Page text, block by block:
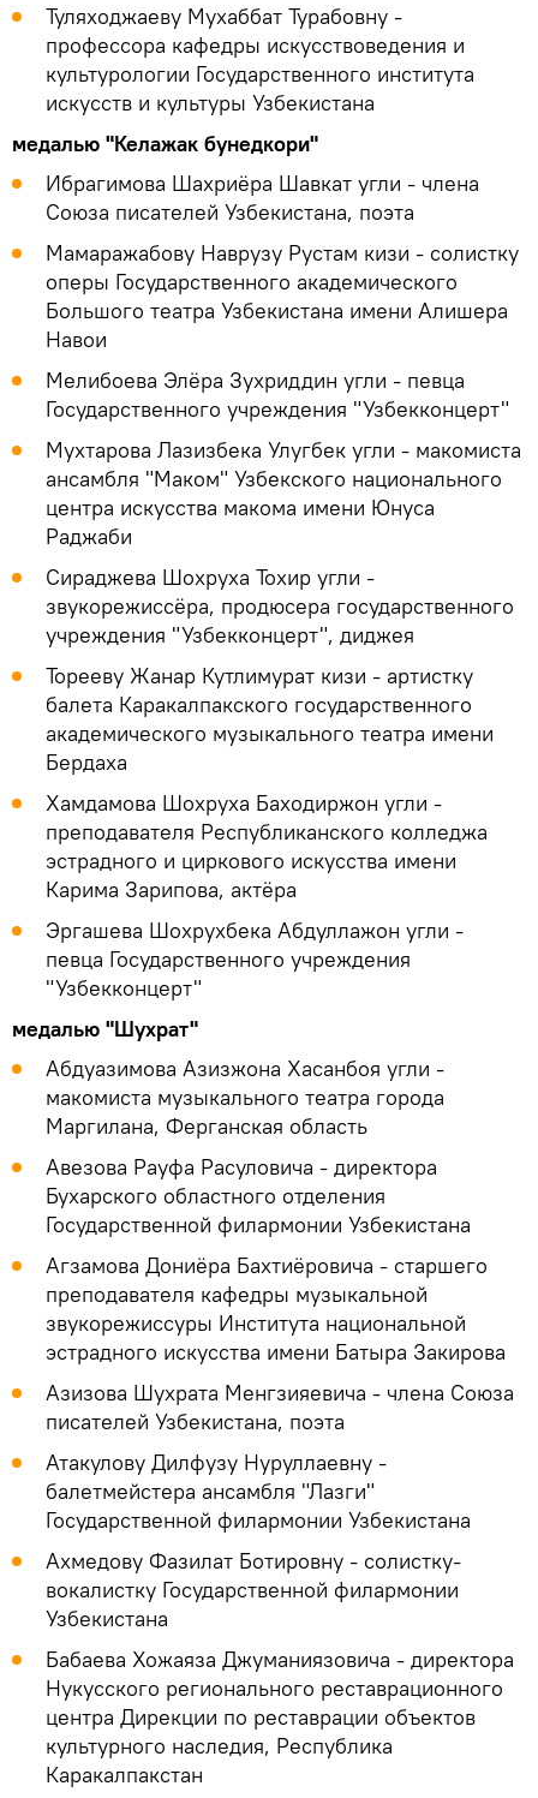
Туляходжаеву Мухаббат Турабовну -
профессора кафедры искусствоведения и
культурологии Государственного института
искусств и культуры Узбекистана
медалью "Келажак бунедкори"
Ибрагимова Шахриёра Шавкат угли - члена
Союза писателей Узбекистана, поэта
Мамаражабову Наврузу Рустам кизи - солистку
оперы Государственного академического
Большого театра Узбекистана имени Алишера
Навои
Мелибоева Элёра Зухриддин угли - певца
Государственного учреждения "Узбекконцерт"
Мухтарова Лазизбека Улугбек угли - макомиста
ансамбля "Маком" Узбекского национального
центра искусства макома имени Юнуса
Раджаби
Сираджева Шохруха Тохир угли -
звукорежиссёра, продюсера государственного
учреждения "Узбекконцерт", диджея
Торееву Жанар Кутлимурат кизи - артистку
балета Каракалпакского государственного
академического музыкального театра имени
Бердаха
Хамдамова Шохруха Баходиржон угли -
преподавателя Республиканского колледжа
эстрадного и циркового искусства имени
Карима Зарипова, актёра
Эргашева Шохрухбека Абдуллажон угли -
певца Государственного учреждения
"Узбекконцерт"
медалью "Шухрат"
Абдуазимова Азизжона Хасанбоя угли -
макомиста музыкального театра города
Маргилана, Ферганская область
Авезова Рауфа Расуловича - директора
Бухарского областного отделения
Государственной филармонии Узбекистана
Агзамова Дониёра Бахтиёровича - старшего
преподавателя кафедры музыкальной
звукорежиссуры Института национальной
эстрадного искусства имени Батыра Закирова
Азизова Шухрата Менгзияевича - члена Союза
писателей Узбекистана, поэта
Атакулову Дилфузу Нуруллаевну -
балетмейстера ансамбля "Лазги"
Государственной филармонии Узбекистана
Ахмедову Фазилат Ботировну - солистку-
вокалистку Государственной филармонии
Узбекистана
Бабаева Хожаяза Джуманиязовича - директора
Нукусского регионального реставрационного
центра Дирекции по реставрации объектов
культурного наследия, Республика
Каракалпакстан